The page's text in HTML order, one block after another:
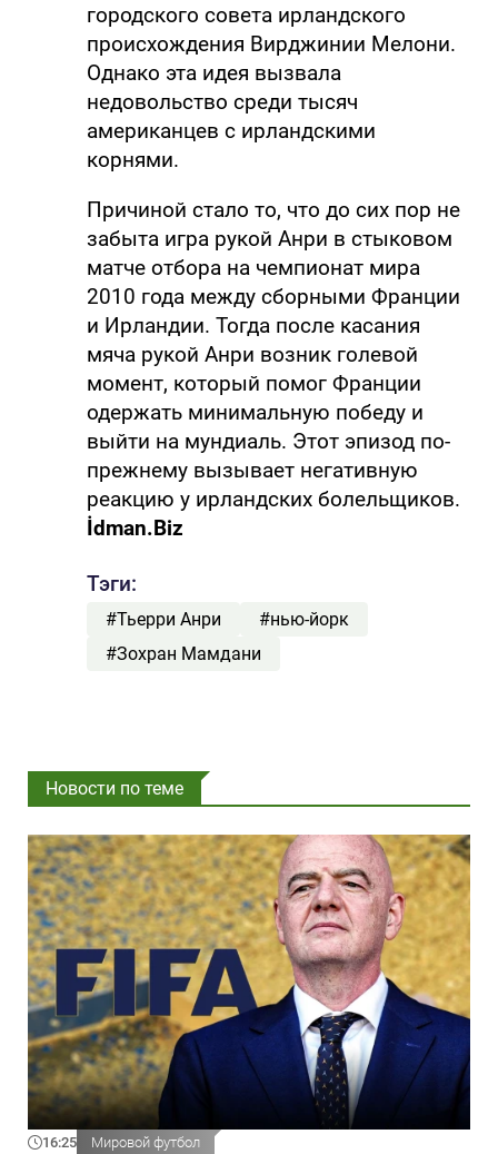
городского совета ирландского
происхождения Вирджинии Мелони.
Однако эта идея вызвала
недовольство среди тысяч
американцев с ирландскими
корнями.
Причиной стало то, что до сих пор не
забыта игра рукой Анри в стыковом
матче отбора на чемпионат мира
2010 года между сборными Франции
и Ирландии. Тогда после касания
мяча рукой Анри возник голевой
момент, который помог Франции
одержать минимальную победу и
выйти на мундиаль. Этот эпизод по-
прежнему вызывает негативную
реакцию у ирландских болельщиков.
İdman.Biz
Тэги:
#Тьерри Анри
#нью-йорк
#Зохран Мамдани
Новости по теме
16:25 Мировой футбол